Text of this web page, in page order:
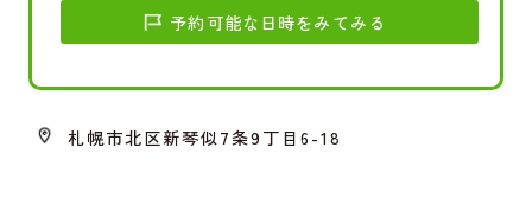
予約可能な日時をみてみる
札幌市北区新琴似7条9丁目6-18